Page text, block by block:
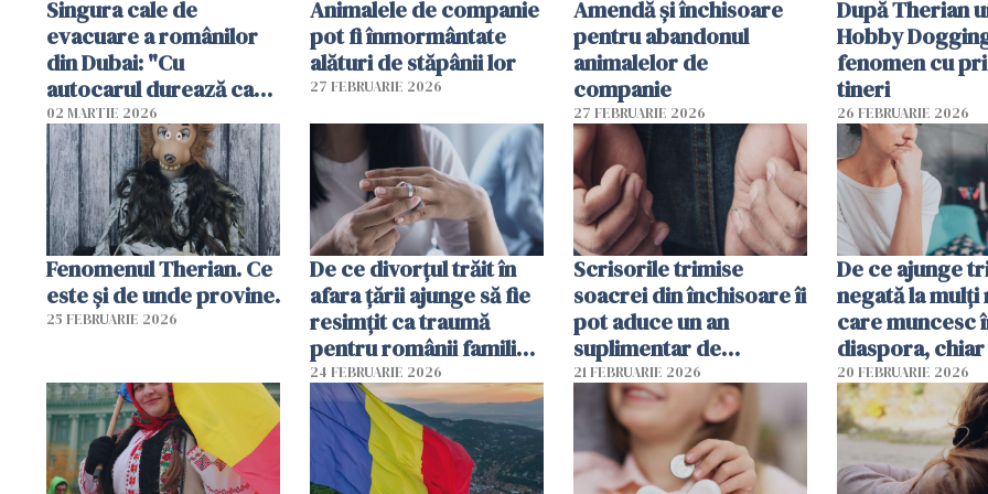
Singura cale de
evacuare a românilor
din Dubai: "Cu
autocarul durează cam
două zile"
02 MARTIE 2026
Animalele de companie
pot fi înmormântate
alături de stăpânii lor
27 FEBRUARIE 2026
Amendă și închisoare
pentru abandonul
animalelor de
companie
27 FEBRUARIE 2026
După Therian
Hobby
fenomen cu
tineri
26 FEBRUARIE 2026
Fenomenul Therian. Ce
este și de unde provine.
25 FEBRUARIE 2026
De ce divorțul trăit în
afara țării ajunge să fie
resimțit ca traumă
pentru românii familiști
și tradiționaliști?
24 FEBRUARIE 2026
Scrisorile trimise
soacrei din închisoare îi
pot aduce un an
suplimentar de
închisoare unui român
condamnat în Spania
21 FEBRUARIE 2026
De ce ajunge
negată la mulți
care muncesc
diaspora,
viața pare mai
financiar?
20 FEBRUARIE 2026